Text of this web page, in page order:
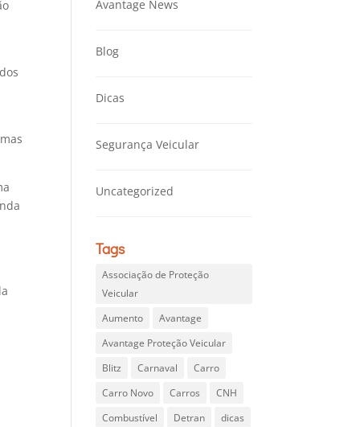
Avantage News
Blog
Dicas
Segurança Veicular
Uncategorized
Tags
Associação de Proteção
Veicular
Aumento
Avantage
Avantage Proteção Veicular
Blitz
Carnaval
Carro
Carro Novo
Carros
CNH
Combustível
Detran
dicas